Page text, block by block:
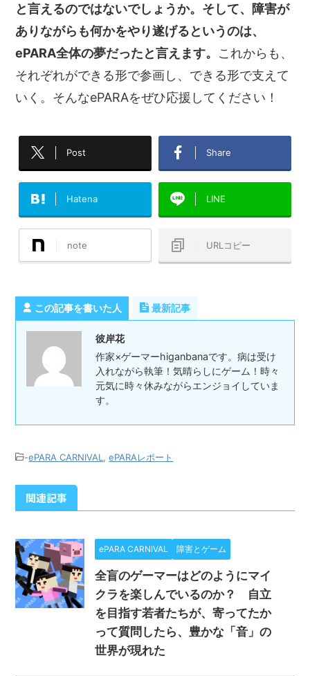
と言えるのではないでしょうか。そして、障害が
ありながらも何かをやり遂げるというのは、
ePARA全体の夢だったと言えます。 これからも、
それぞれができる形で参画し、できる形で支えて
いく。そんなePARAをぜひ応援してください！
Post Share
Hatena LINE
note URLコピー
この記事を書いた人 最新記事
彼岸花
作家×ゲーマーhiganbanaです。病は受け
入れながら執筆！気晴らしにゲーム！時々
元気に時々休みながらエンジョイしていま
す。
-ePARA CARNIVAL ,ePARAレポート
関連記事
ePARA CARNIVAL 障害とゲーム
全盲のゲーマーはどのようにマイ
クラを楽しんでいるのか？ 自立
を目指す若者たちが、寄ってたか
って質問したら、豊かな「音」の
世界が現れた